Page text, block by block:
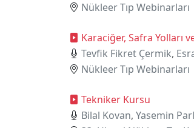
Nükleer Tıp Webinarları
Karaciğer, Safra Yolları
Tevfik Fikret Çermik,
Nükleer Tıp Webinarları
Tekniker Kursu
Bilal Kovan, Yasemin